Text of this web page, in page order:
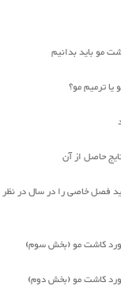
مو باید بدانیم
حاصل از آن
فصل خاصی را در سال در نظر
مورد کاشت مو (بخش سوم)
کاشت مو (بخش دوم)